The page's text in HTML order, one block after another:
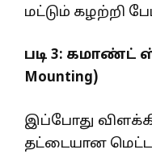
மட்டும் கழற்றி
படி 3: கமாண்ட்
Mounting)
இப்போது
தட்டையான